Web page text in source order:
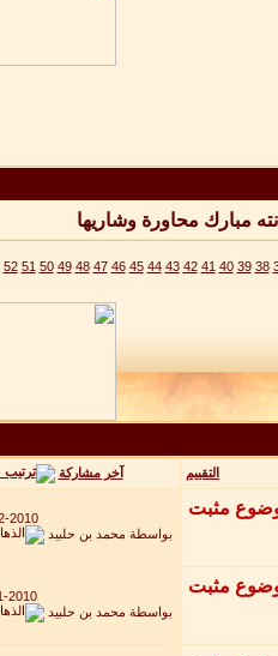
مبارك محاورة وشاريها
38
39
40
41
42
43
44
45
46
47
48
49
50
51
52
التقييم آخر مشاركة
2010
بواسطة محمد بن حلبيد
2010
بواسطة محمد بن حلبيد